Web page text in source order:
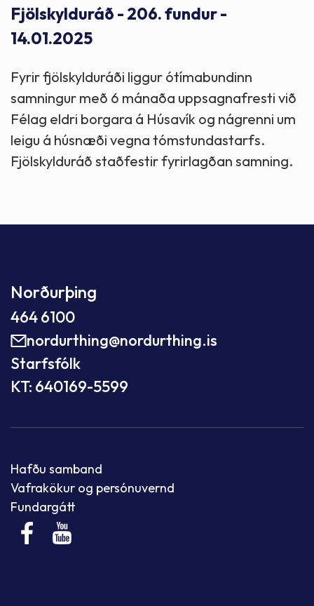
Fjölskylduráð - 206. fundur -
14.01.2025
Fyrir fjölskylduráði liggur ótímabundinn
samningur með 6 mánaða uppsagnafresti við
Félag eldri borgara á Húsavík og nágrenni um
leigu á húsnæði vegna tómstundastarfs.
Fjölskylduráð staðfestir fyrirlagðan samning.
Norðurþing
464 6100
nordurthing@nordurthing.is
Starfsfólk
KT: 640169-5599
Hafðu samband
Vafrakökur og persónuvernd
Fundargátt